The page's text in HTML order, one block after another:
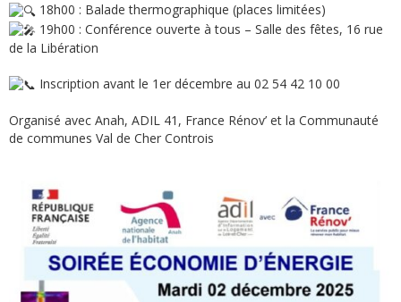
18h00 : Balade thermographique (places limitées)
19h00 : Conférence ouverte à tous – Salle des fêtes, 16 rue
de la Libération
Inscription avant le 1er décembre au 02 54 42 10 00
Organisé avec Anah, ADIL 41, France Rénov’ et la Communauté
de communes Val de Cher Controis